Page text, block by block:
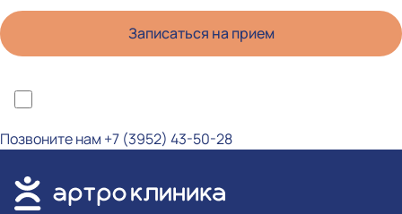
Позвоните нам +7 (3952) 43-50-28